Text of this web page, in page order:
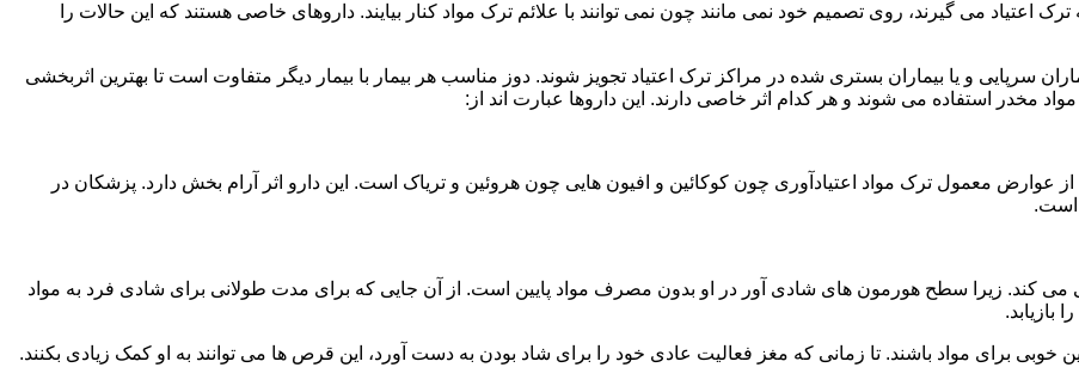
اعتیاد می گیرند، روی تصمیم خود نمی مانند چون نمی توانند با علائم ترک مواد کنار بیایند. داروهای خاصی هستند که این حالات را
سرپایی و یا بیماران بستری شده در مراکز ترک اعتیاد تجویز شوند. دوز مناسب هر بیمار با بیمار دیگر متفاوت است تا بهترین اثربخشی
مخدر استفاده می شوند و هر کدام اثر خاصی دارند. این داروها عبارت اند از:
معمول ترک مواد اعتیادآوری چون کوکائین و افیون هایی چون هروئین و تریاک است. این دارو اثر آرام بخش دارد. پزشکان در
است.
کند. زیرا سطح هورمون های شادی آور در او بدون مصرف مواد پایین است. از آن جایی که برای مدت طولانی برای شادی فرد به مواد
برای مواد باشند. تا زمانی که مغز فعالیت عادی خود را برای شاد بودن به دست آورد، این قرص ها می توانند به او کمک زیادی بکنند.